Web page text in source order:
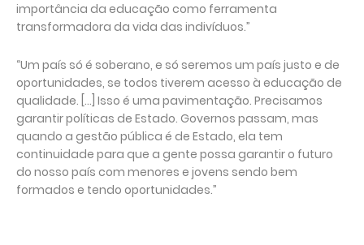
importância da educação como ferramenta
transformadora da vida das indivíduos.”
“Um país só é soberano, e só seremos um país justo e de
oportunidades, se todos tiverem acesso à educação de
qualidade. [...] Isso é uma pavimentação. Precisamos
garantir políticas de Estado. Governos passam, mas
quando a gestão pública é de Estado, ela tem
continuidade para que a gente possa garantir o futuro
do nosso país com menores e jovens sendo bem
formados e tendo oportunidades.”